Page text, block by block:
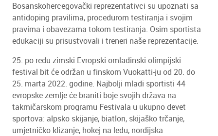
Bosanskohercegovački reprezentativci su upoznati sa
antidoping pravilima, procedurom testiranja i svojim
pravima i obavezama tokom testiranja. Osim sportista
edukaciji su prisustvovali i treneri naše reprezentacije.
25. po redu zimski Evropski omladinski olimpijski
festival bit će održan u finskom Vuokatti-ju od 20. do
25. marta 2022. godine. Najbolji mladi sportisti 44
evropske zemlje će braniti boje svojih država na
takmičarskom programu Festivala u ukupno devet
sportova: alpsko skijanje, biatlon, skijaško trčanje,
umjetničko klizanje, hokej na ledu, nordijska